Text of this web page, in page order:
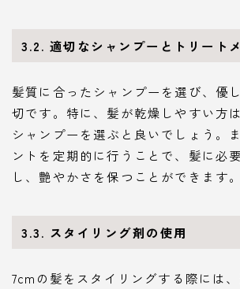
3.2. 適切なシャンプーとトリート
髪質に合ったシャンプーを選び、優
切です。特に、髪が乾燥しやすい方
シャンプーを選ぶと良いでしょう。
ントを定期的に行うことで、髪に必
し、艶やかさを保つことができます。
3.3. スタイリング剤の使用
7cmの髪をスタイリングする際には